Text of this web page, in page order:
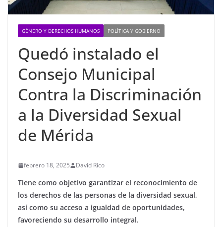
GÉNERO Y DERECHOS HUMANOS POLÍTICA Y GOBIERNO
Quedó instalado el
Consejo Municipal
Contra la Discriminación
a la Diversidad Sexual
de Mérida
febrero 18, 2025 David Rico
Tiene como objetivo garantizar el reconocimiento de
los derechos de las personas de la diversidad sexual,
así como su acceso a igualdad de oportunidades,
favoreciendo su desarrollo integral.